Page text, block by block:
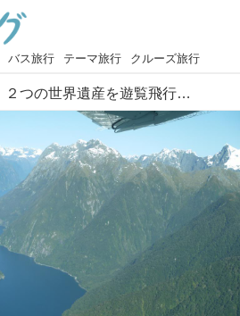
バス旅行 テーマ旅行 クルーズ旅行
２つの世界遺産を遊覧飛行で歩かず楽しむ！ 空から優雅にニュージーランドの絶景を眺める